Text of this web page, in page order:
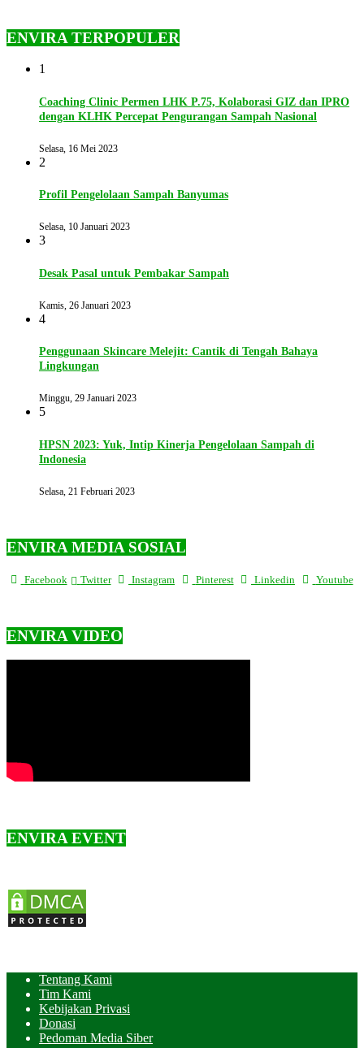
ENVIRA TERPOPULER
1
Coaching Clinic Permen LHK P.75, Kolaborasi GIZ dan IPRO
dengan KLHK Percepat Pengurangan Sampah Nasional
Selasa, 16 Mei 2023
2
Profil Pengelolaan Sampah Banyumas
Selasa, 10 Januari 2023
3
Desak Pasal untuk Pembakar Sampah
Kamis, 26 Januari 2023
4
Penggunaan Skincare Melejit: Cantik di Tengah Bahaya
Lingkungan
Minggu, 29 Januari 2023
5
HPSN 2023: Yuk, Intip Kinerja Pengelolaan Sampah di
Indonesia
Selasa, 21 Februari 2023
ENVIRA MEDIA SOSIAL
Facebook Twitter Instagram Pinterest Linkedin Youtube
ENVIRA VIDEO
ENVIRA EVENT
Tentang Kami
Tim Kami
Kebijakan Privasi
Donasi
Pedoman Media Siber